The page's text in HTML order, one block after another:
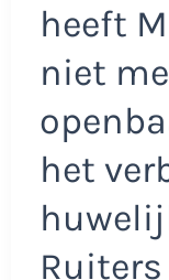
heeft
niet
het